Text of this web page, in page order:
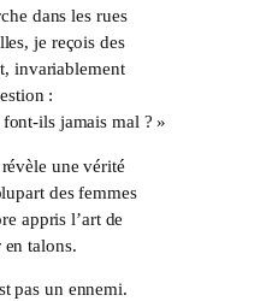
dans les rues
je reçois des
invariablement
:
ils jamais mal ? »
une vérité
des femmes
appris l’art de
en talons.
pas un ennemi.